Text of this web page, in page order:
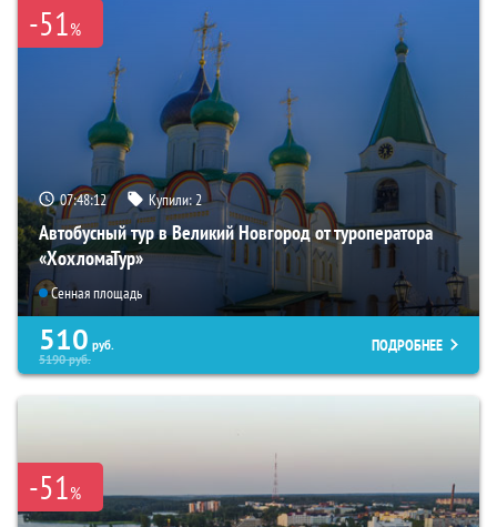
-51%
07:48:11 Купили:2
Автобусный тур в Великий Новгород от туроператора
«ХохломаТур»
Сенная площадь
510 руб.
5190руб.
ПОДРОБНЕЕ
-51%